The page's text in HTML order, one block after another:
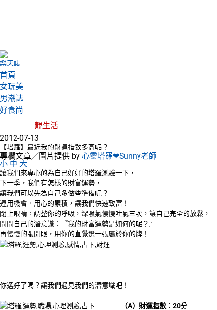
樂天誌
首頁
女玩美
男潮誌
好食尚
靚生活
2012-07-13
【塔羅】最近我的財運指數多高呢？
專欄文章／圖片提供 by 心靈塔羅❤Sunny老師
小 中 大
讓我們來專心的為自己好好的塔羅測驗一下，
下一季，我們有怎樣的財富運勢，
讓我們可以先為自己多做些準備呢？
運用機會、用心的累積，讓我們快速致富！
閉上眼睛，調整你的呼吸，深吸氣慢慢吐氣三次，讓自己完全的放鬆，
問問自己的潛意識：『我的財富運勢是如何的呢？』
再慢慢的張開眼，用你的直覺選一張屬於你的牌！
你選好了嗎？讓我們遇見我們的潛意識吧！
（A）財運指數：20分